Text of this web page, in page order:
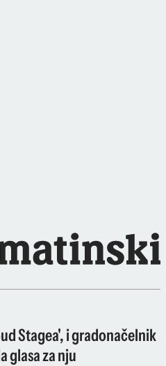
Stagea', i gradonačelnik
glasa za nju